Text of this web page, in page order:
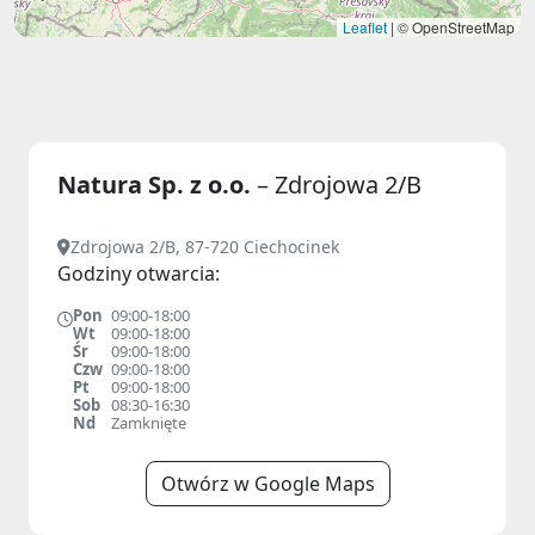
Leaflet | © OpenStreetMap
Natura Sp. z o.o. – Zdrojowa 2/B
Zdrojowa 2/B, 87-720 Ciechocinek
Godziny otwarcia:
Pon 09:00-18:00
Wt
09:00-18:00
Śr
09:00-18:00
Czw 09:00-18:00
Pt
09:00-18:00
Sob 08:30-16:30
Nd
Zamknięte
Otwórz w Google Maps